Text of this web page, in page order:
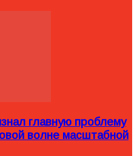
главную проблему
волне масштабной